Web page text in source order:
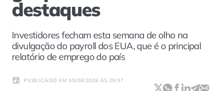
destaques
Investidores fecham esta semana de olho na
divulgação do payroll dos EUA, que é o principal
relatório de emprego do país
PUBLICADO EM 05/06/2026 ÀS 09:37